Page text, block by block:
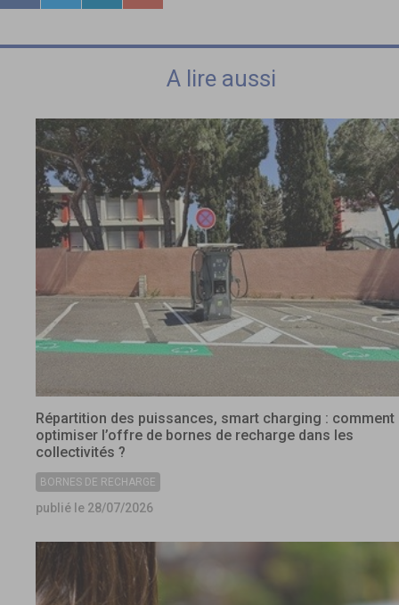
A lire aussi
Répartition des puissances, smart charging : comment
optimiser l’offre de bornes de recharge dans les
collectivités ?
BORNES DE RECHARGE
publié le 28/07/2026